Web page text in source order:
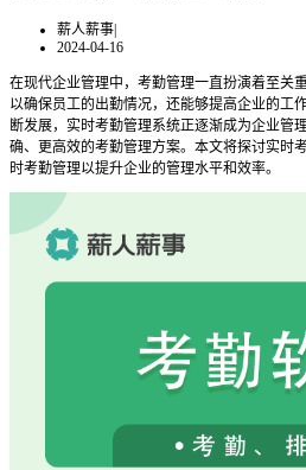
薪人薪事|
2024-04-16
在现代企业管理中，考勤管理一直扮演着至关
以确保员工的出勤情况，还能够提高企业的工
断发展，实时考勤管理系统正逐渐成为企业管
确、更高效的考勤管理方案。本文将探讨实时
时考勤管理以提升企业的管理水平和效率。